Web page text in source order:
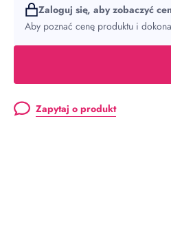
Zaloguj się, aby zobaczyć
Aby poznać cenę produktu i
Zapytaj o produkt